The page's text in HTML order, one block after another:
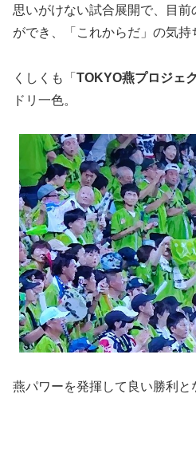
思いがけない試合展開で、目前
ができ、「これからだ」の気持
くしくも「 TOKYO燕プロジェ
ドリ一色。
燕パワーを発揮して良い勝利と